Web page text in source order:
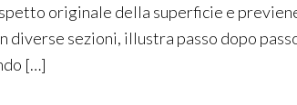
originale della superficie e
diverse sezioni, illustra passo dopo
[…]